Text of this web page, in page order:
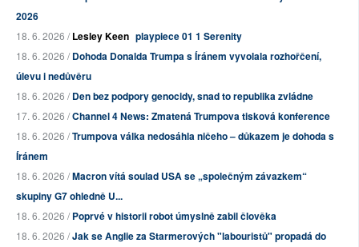
2026
18. 6. 2026 /Lesley Keen playpiece 01 1 Serenity
18. 6. 2026 /Dohoda Donalda Trumpa s Íránem vyvolala rozhořčení,
úlevu i nedůvěru
18. 6. 2026 /Den bez podpory genocidy, snad to republika zvládne
17. 6. 2026 /Channel 4 News: Zmatená Trumpova tisková konference
18. 6. 2026 /Trumpova válka nedosáhla ničeho – důkazem je dohoda s
Íránem
18. 6. 2026 /Macron vítá soulad USA se „společným závazkem“
skupiny G7 ohledně U...
18. 6. 2026 /Poprvé v historii robot úmyslně zabil člověka
18. 6. 2026 /Jak se Anglie za Starmerových "labouristů" propadá do